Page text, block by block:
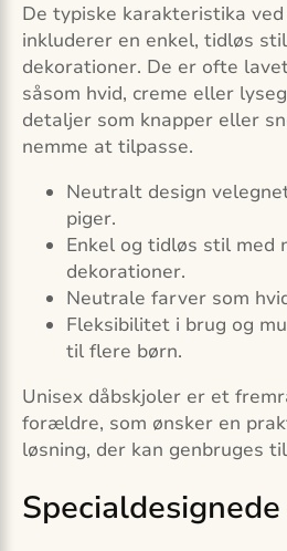
De typiske karakteristika
inkluderer en enkel, tidløs
dekorationer. De er ofte
såsom hvid, creme eller
detaljer som knapper eller
nemme at tilpasse.
Neutralt design
piger.
Enkel og tidløs stil med
dekorationer.
Neutrale farver som
Fleksibilitet i brug og
til flere børn.
Unisex dåbskjoler er et
forældre, som ønsker en
løsning, der kan genbruges